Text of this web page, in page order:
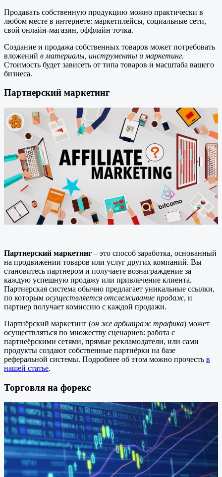
Продавать собственную продукцию можно практически в
любом месте в интернете: маркетплейсы, социальные сети,
свой онлайн-магазин, оффлайн точка.
Создание и продажа собственных товаров может потребовать
вложений в материалы, инструменты и маркетинг.
Стоимость будет зависеть от типа товаров и масштаба вашего
бизнеса.
Партнерский маркетинг
Партнерский маркетинг – это способ заработка, основанный
на продвижении товаров или услуг других компаний. Вы
становитесь партнером и получаете вознаграждение за
каждую успешную продажу или привлечение клиента.
Партнерская система обычно предлагает уникальные ссылки,
по которым осуществляется отслеживание продаж, и
партнер получает комиссию с каждой продажи.
Партнёрский маркетинг (он же арбитраж трафика) может
осуществляться по множеству сценариев: работа с
партнеёрскими сетями, прямые рекламодатели, или сами
продукты создают собственные партнёрки на базе
реферальной системы. Подробнее об этом можно прочесть в
нашей статье.
Торговля на форекс